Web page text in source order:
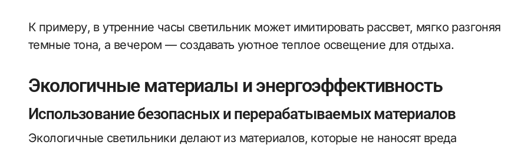
К примеру, в утренние часы светильник может имитировать рассвет, мягко разгоняя
темные тона, а вечером — создавать уютное теплое освещение для отдыха.
Экологичные материалы и энергоэффективность
Использование безопасных и перерабатываемых материалов
Экологичные светильники делают из материалов, которые не наносят вреда